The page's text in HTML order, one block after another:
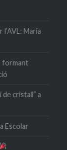
Maria
formant
de cristall” a
Escolar